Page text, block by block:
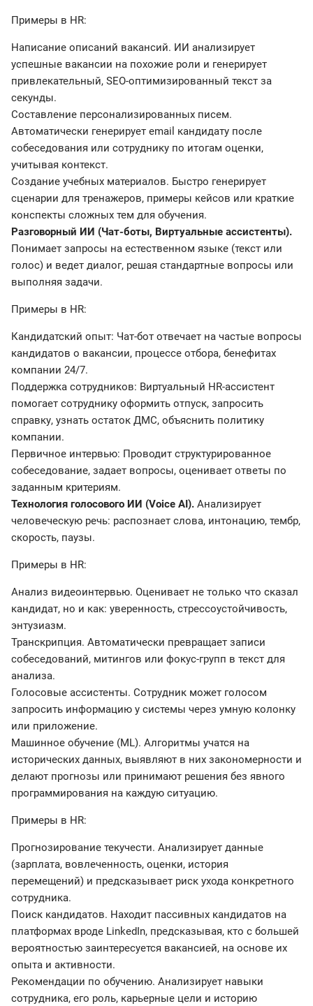
Примеры в HR:
Написание описаний вакансий. ИИ анализирует
успешные вакансии на похожие роли и генерирует
привлекательный, SEO-оптимизированный текст за
секунды.
Составление персонализированных писем.
Автоматически генерирует email кандидату после
собеседования или сотруднику по итогам оценки,
учитывая контекст.
Создание учебных материалов. Быстро генерирует
сценарии для тренажеров, примеры кейсов или краткие
конспекты сложных тем для обучения.
Разговорный ИИ (Чат-боты, Виртуальные ассистенты).
Понимает запросы на естественном языке (текст или
голос) и ведет диалог, решая стандартные вопросы или
выполняя задачи.
Примеры в HR:
Кандидатский опыт: Чат-бот отвечает на частые вопросы
кандидатов о вакансии, процессе отбора, бенефитах
компании 24/7.
Поддержка сотрудников: Виртуальный HR-ассистент
помогает сотруднику оформить отпуск, запросить
справку, узнать остаток ДМС, объяснить политику
компании.
Первичное интервью: Проводит структурированное
собеседование, задает вопросы, оценивает ответы по
заданным критериям.
Технология голосового ИИ (Voice AI). Анализирует
человеческую речь: распознает слова, интонацию, тембр,
скорость, паузы.
Примеры в HR:
Анализ видеоинтервью. Оценивает не только что сказал
кандидат, но и как: уверенность, стрессоустойчивость,
энтузиазм.
Транскрипция. Автоматически превращает записи
собеседований, митингов или фокус-групп в текст для
анализа.
Голосовые ассистенты. Сотрудник может голосом
запросить информацию у системы через умную колонку
или приложение.
Машинное обучение (ML). Алгоритмы учатся на
исторических данных, выявляют в них закономерности и
делают прогнозы или принимают решения без явного
программирования на каждую ситуацию.
Примеры в HR:
Прогнозирование текучести. Анализирует данные
(зарплата, вовлеченность, оценки, история
перемещений) и предсказывает риск ухода конкретного
сотрудника.
Поиск кандидатов. Находит пассивных кандидатов на
платформах вроде LinkedIn, предсказывая, кто с большей
вероятностью заинтересуется вакансией, на основе их
опыта и активности.
Рекомендации по обучению. Анализирует навыки
сотрудника, его роль, карьерные цели и историю